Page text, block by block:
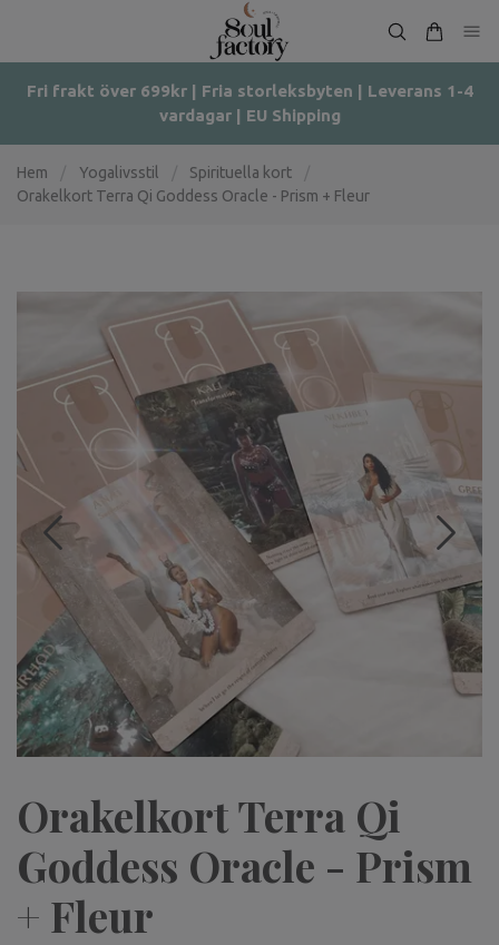
Fri frakt över 699kr | Fria storleksbyten | Leverans 1-4
vardagar | EU Shipping
Hem Yogalivsstil Spirituella kort
Orakelkort Terra Qi Goddess Oracle - Prism + Fleur
Orakelkort Terra Qi
Goddess Oracle - Prism
+ Fleur